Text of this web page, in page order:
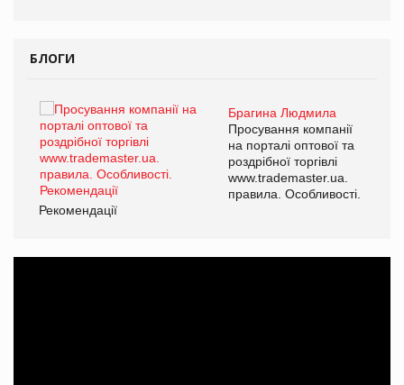
БЛОГИ
Брагина Людмила
Просування компанії
на порталі оптової та
роздрібної торгівлі
www.trademaster.ua.
правила. Особливості.
Рекомендації